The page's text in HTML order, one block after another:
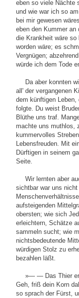
eben so viele Nächte
und wie war ich so
bei mir gewesen
eben den Kummer
die Krankheit wäre so
worden wäre; es
Vergnügen;
würde ich dem Tode
Da aber konnten
all' der vergangenen
dem künftigen
folgte. Du weist
Blüthe uns traf.
machte uns muthlos,
kummervolles
Lebensfreuden. Mit
Dürftigen in seinem
Seite.
Wir lernten aber
sichtbar war uns nicht
aufsteigenden
obersten; wie sich
erleichtern, Schätze
sammeln sucht; wie
nichtsbedeutende
würdigen Stolz zu
bezahlen läßt.
»— — Das Thier
Geh, friß dein Korn
so sprach der Fürst,